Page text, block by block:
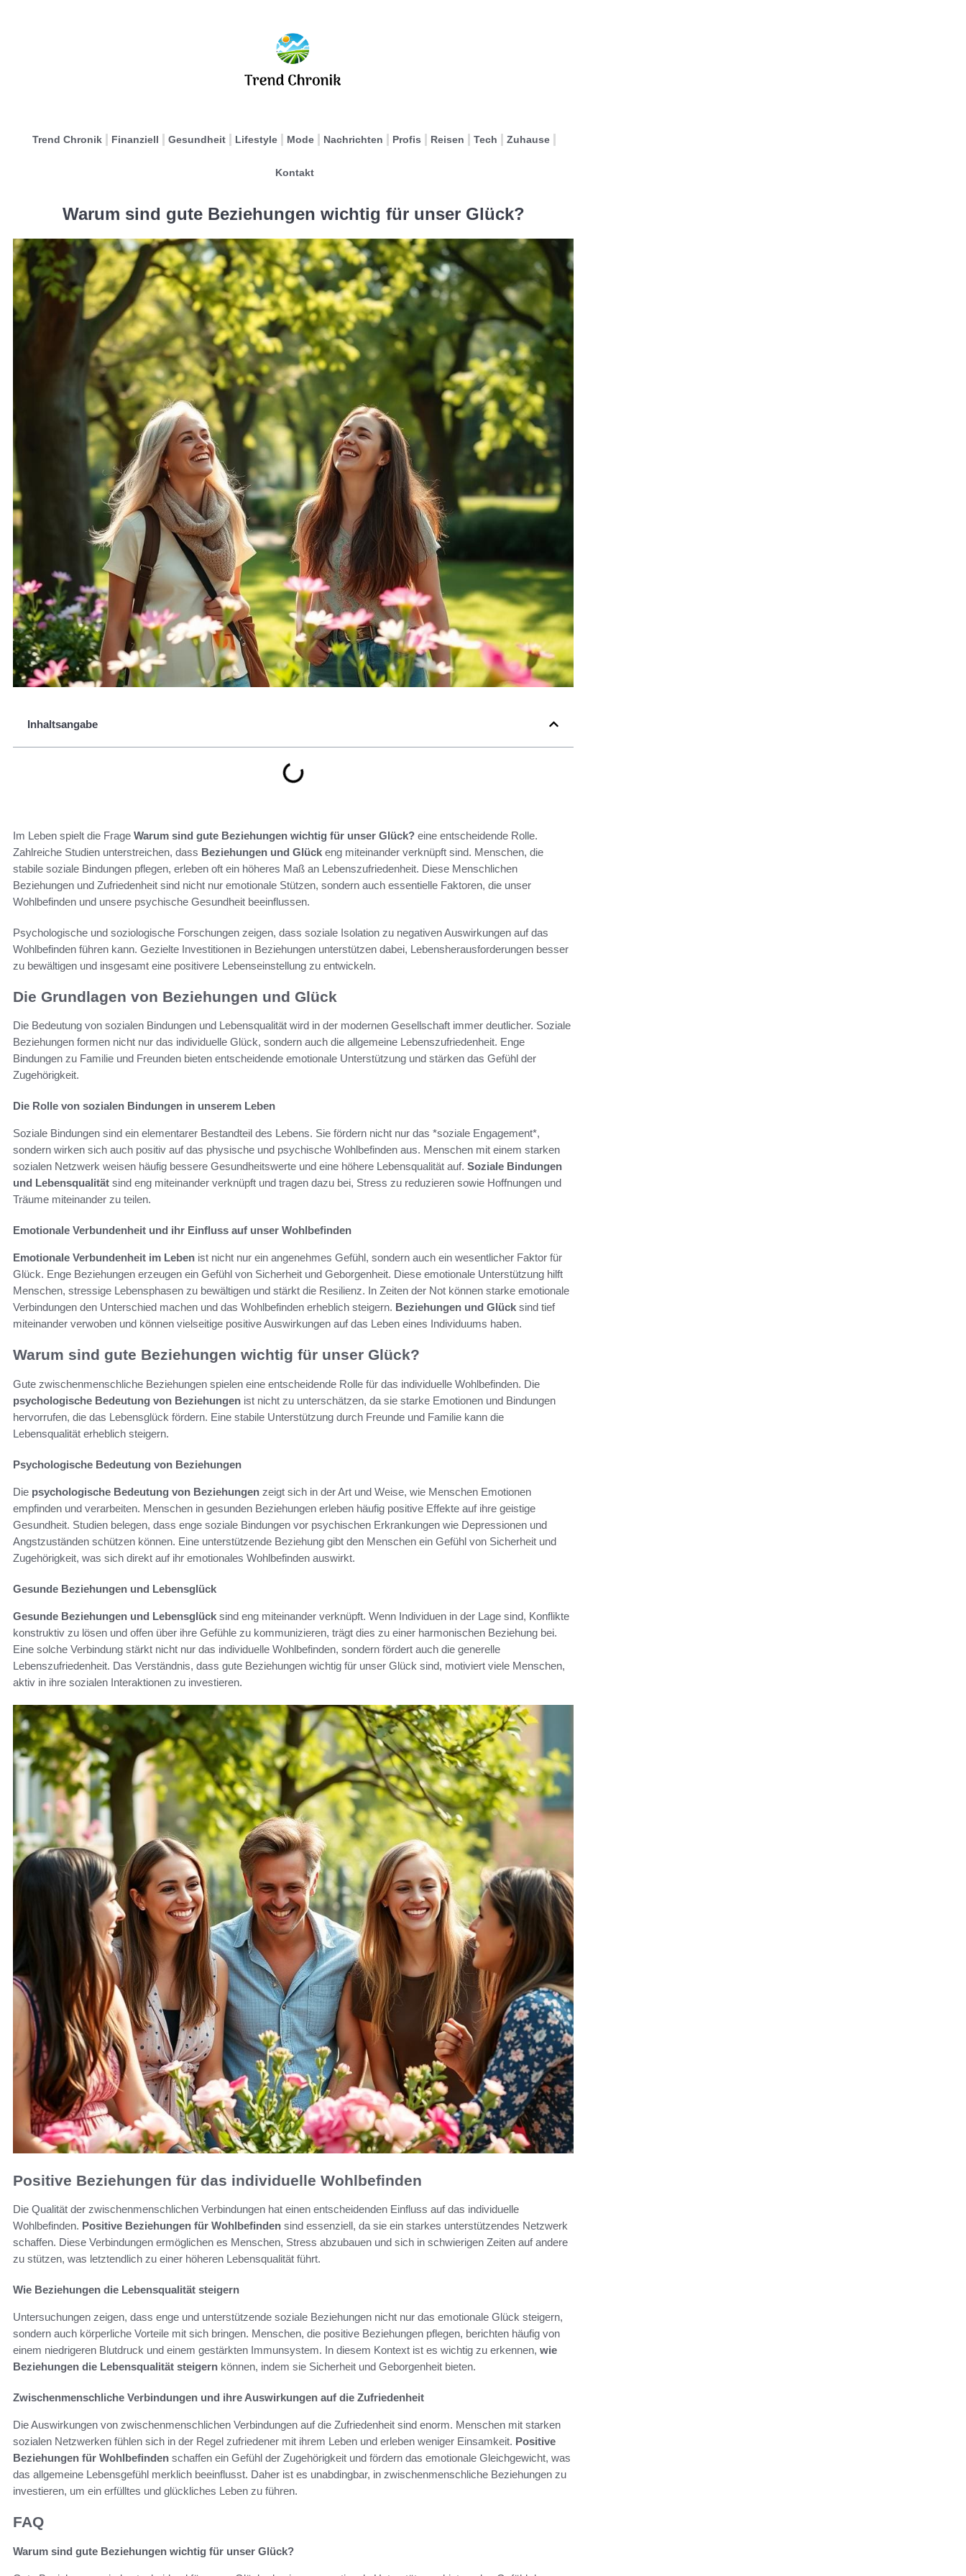
Trend Chronik Finanziell Gesundheit Lifestyle Mode Nachrichten Profis Reisen Tech Zuhause
Kontakt
Warum sind gute Beziehungen wichtig für unser Glück?
Inhaltsangabe
Im Leben spielt die Frage Warum sind gute Beziehungen wichtig für unser Glück? eine entscheidende Rolle.
Zahlreiche Studien unterstreichen, dass Beziehungen und Glück eng miteinander verknüpft sind. Menschen, die
stabile soziale Bindungen pflegen, erleben oft ein höheres Maß an Lebenszufriedenheit. Diese Menschlichen
Beziehungen und Zufriedenheit sind nicht nur emotionale Stützen, sondern auch essentielle Faktoren, die unser
Wohlbefinden und unsere psychische Gesundheit beeinflussen.
Psychologische und soziologische Forschungen zeigen, dass soziale Isolation zu negativen Auswirkungen auf das
Wohlbefinden führen kann. Gezielte Investitionen in Beziehungen unterstützen dabei, Lebensherausforderungen besser
zu bewältigen und insgesamt eine positivere Lebenseinstellung zu entwickeln.
Die Grundlagen von Beziehungen und Glück
Die Bedeutung von sozialen Bindungen und Lebensqualität wird in der modernen Gesellschaft immer deutlicher. Soziale
Beziehungen formen nicht nur das individuelle Glück, sondern auch die allgemeine Lebenszufriedenheit. Enge
Bindungen zu Familie und Freunden bieten entscheidende emotionale Unterstützung und stärken das Gefühl der
Zugehörigkeit.
Die Rolle von sozialen Bindungen in unserem Leben
Soziale Bindungen sind ein elementarer Bestandteil des Lebens. Sie fördern nicht nur das *soziale Engagement*,
sondern wirken sich auch positiv auf das physische und psychische Wohlbefinden aus. Menschen mit einem starken
sozialen Netzwerk weisen häufig bessere Gesundheitswerte und eine höhere Lebensqualität auf. Soziale Bindungen
und Lebensqualität sind eng miteinander verknüpft und tragen dazu bei, Stress zu reduzieren sowie Hoffnungen und
Träume miteinander zu teilen.
Emotionale Verbundenheit und ihr Einfluss auf unser Wohlbefinden
Emotionale Verbundenheit im Leben ist nicht nur ein angenehmes Gefühl, sondern auch ein wesentlicher Faktor für
Glück. Enge Beziehungen erzeugen ein Gefühl von Sicherheit und Geborgenheit. Diese emotionale Unterstützung hilft
Menschen, stressige Lebensphasen zu bewältigen und stärkt die Resilienz. In Zeiten der Not können starke emotionale
Verbindungen den Unterschied machen und das Wohlbefinden erheblich steigern. Beziehungen und Glück sind tief
miteinander verwoben und können vielseitige positive Auswirkungen auf das Leben eines Individuums haben.
Warum sind gute Beziehungen wichtig für unser Glück?
Gute zwischenmenschliche Beziehungen spielen eine entscheidende Rolle für das individuelle Wohlbefinden. Die
psychologische Bedeutung von Beziehungen ist nicht zu unterschätzen, da sie starke Emotionen und Bindungen
hervorrufen, die das Lebensglück fördern. Eine stabile Unterstützung durch Freunde und Familie kann die
Lebensqualität erheblich steigern.
Psychologische Bedeutung von Beziehungen
Die psychologische Bedeutung von Beziehungen zeigt sich in der Art und Weise, wie Menschen Emotionen
empfinden und verarbeiten. Menschen in gesunden Beziehungen erleben häufig positive Effekte auf ihre geistige
Gesundheit. Studien belegen, dass enge soziale Bindungen vor psychischen Erkrankungen wie Depressionen und
Angstzuständen schützen können. Eine unterstützende Beziehung gibt den Menschen ein Gefühl von Sicherheit und
Zugehörigkeit, was sich direkt auf ihr emotionales Wohlbefinden auswirkt.
Gesunde Beziehungen und Lebensglück
Gesunde Beziehungen und Lebensglück sind eng miteinander verknüpft. Wenn Individuen in der Lage sind, Konflikte
konstruktiv zu lösen und offen über ihre Gefühle zu kommunizieren, trägt dies zu einer harmonischen Beziehung bei.
Eine solche Verbindung stärkt nicht nur das individuelle Wohlbefinden, sondern fördert auch die generelle
Lebenszufriedenheit. Das Verständnis, dass gute Beziehungen wichtig für unser Glück sind, motiviert viele Menschen,
aktiv in ihre sozialen Interaktionen zu investieren.
Positive Beziehungen für das individuelle Wohlbefinden
Die Qualität der zwischenmenschlichen Verbindungen hat einen entscheidenden Einfluss auf das individuelle
Wohlbefinden. Positive Beziehungen für Wohlbefinden sind essenziell, da sie ein starkes unterstützendes Netzwerk
schaffen. Diese Verbindungen ermöglichen es Menschen, Stress abzubauen und sich in schwierigen Zeiten auf andere
zu stützen, was letztendlich zu einer höheren Lebensqualität führt.
Wie Beziehungen die Lebensqualität steigern
Untersuchungen zeigen, dass enge und unterstützende soziale Beziehungen nicht nur das emotionale Glück steigern,
sondern auch körperliche Vorteile mit sich bringen. Menschen, die positive Beziehungen pflegen, berichten häufig von
einem niedrigeren Blutdruck und einem gestärkten Immunsystem. In diesem Kontext ist es wichtig zu erkennen, wie
Beziehungen die Lebensqualität steigern können, indem sie Sicherheit und Geborgenheit bieten.
Zwischenmenschliche Verbindungen und ihre Auswirkungen auf die Zufriedenheit
Die Auswirkungen von zwischenmenschlichen Verbindungen auf die Zufriedenheit sind enorm. Menschen mit starken
sozialen Netzwerken fühlen sich in der Regel zufriedener mit ihrem Leben und erleben weniger Einsamkeit. Positive
Beziehungen für Wohlbefinden schaffen ein Gefühl der Zugehörigkeit und fördern das emotionale Gleichgewicht, was
das allgemeine Lebensgefühl merklich beeinflusst. Daher ist es unabdingbar, in zwischenmenschliche Beziehungen zu
investieren, um ein erfülltes und glückliches Leben zu führen.
FAQ
Warum sind gute Beziehungen wichtig für unser Glück?